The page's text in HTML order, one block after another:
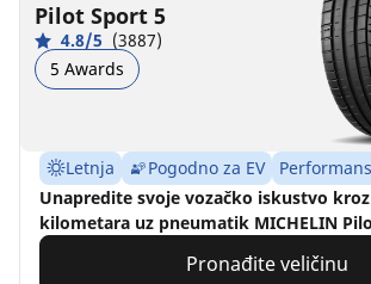
Pilot Sport 5
4.8/5 (3887)
5 Awards
Letnja Pogodno za EV
Unapredite svoje vozačko iskustvo
kilometara uz pneumatik MICHELIN
Pronađite veličinu